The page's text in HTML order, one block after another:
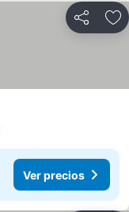
Compartir
Ver precios